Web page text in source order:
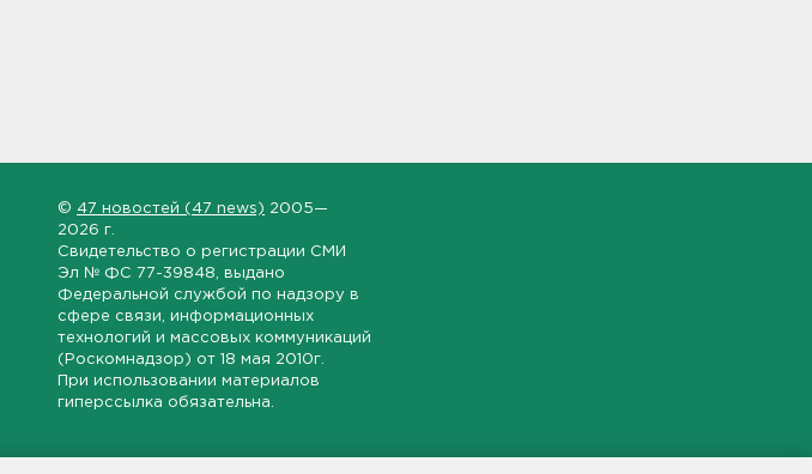
© 47 новостей (47 news) 2005—
2026 г.
Свидетельство о регистрации СМИ
Эл № ФС 77-39848 , выдано
Федеральной службой по надзору в
сфере связи, информационных
технологий и массовых коммуникаций
(Роскомнадзор) от 18 мая 2010г.
При использовании материалов
гиперссылка обязательна.